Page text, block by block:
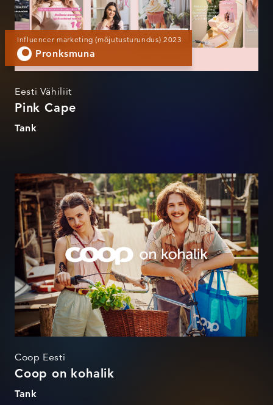
Influencer marketing (mõjutusturundus) 2023
Pronksmuna
Eesti Vähiliit
Pink Cape
Tank
Coop on kohalik
Coop Eesti
Coop on kohalik
Tank